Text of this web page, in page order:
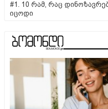
#1. 10 რამ, რაც
იცოდი